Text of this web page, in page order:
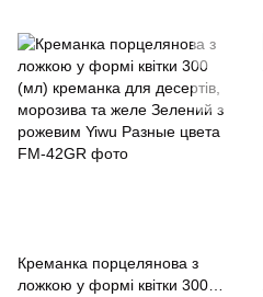
Креманка порцелянова з
ложкою у формі квітки 300